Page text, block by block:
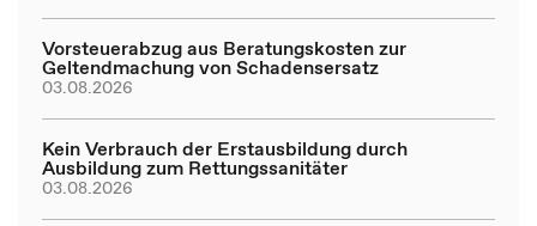
Vorsteuerabzug aus Beratungskosten zur
Geltendmachung von Schadensersatz
03.08.2026
Kein Verbrauch der Erstausbildung durch
Ausbildung zum Rettungssanitäter
03.08.2026